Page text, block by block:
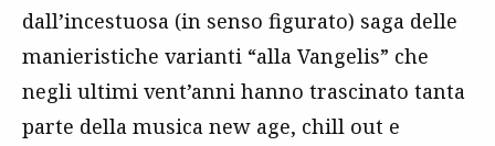
dall’incestuosa (in senso figurato) saga delle
manieristiche varianti “alla Vangelis” che
negli ultimi vent’anni hanno trascinato tanta
parte della musica new age, chill out e